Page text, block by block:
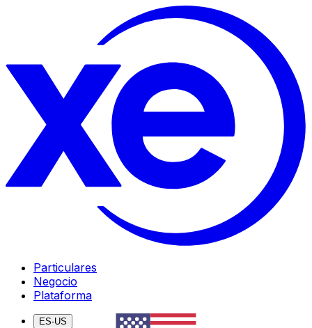
Particulares
Negocio
Plataforma
ES-US